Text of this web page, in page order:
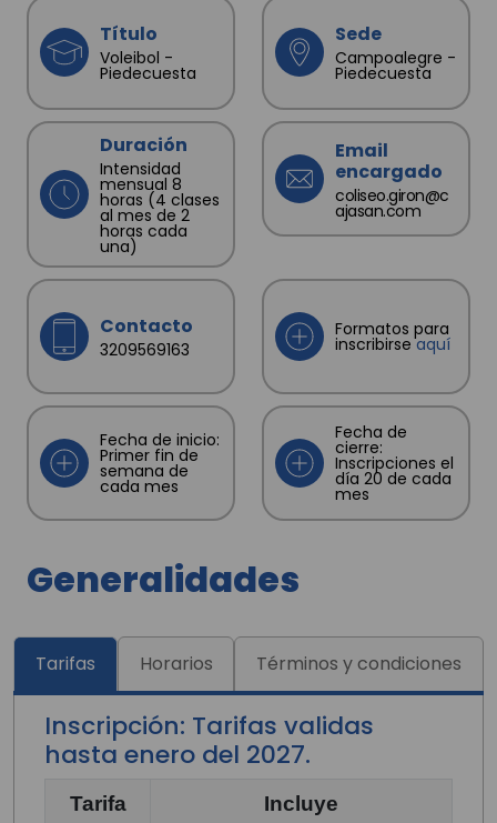
Título
Voleibol -
Piedecuesta
Sede
Campoalegre -
Piedecuesta
Duración
Intensidad
mensual 8
horas (4 clases
al mes de 2
horas cada
una)
Email
encargado
coliseo.giron@c
ajasan.com
Contacto
3209569163
Formatos para
inscribirseaquí
Fecha de inicio:
Primer fin de
semana de
cada mes
Fecha de
cierre:
Inscripciones el
día 20 de cada
mes
Generalidades
Tarifas Horarios Términos y condiciones
Inscripción: Tarifas validas
hasta enero del 2027.
Tarifa Incluye